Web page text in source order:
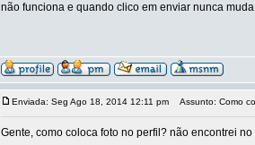
não funciona e quando clico em enviar nunca
Enviada: Seg Ago 18, 2014 12:11 pm Assunto: Como
Gente, como coloca foto no perfil? não encontrei